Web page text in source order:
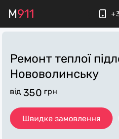
M911
Ремонт теплої
Нововолинську
від 350 грн
Швидке замовлення